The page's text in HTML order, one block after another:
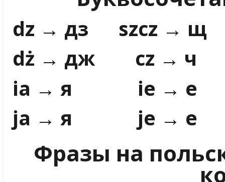
dz → дз szcz →
dż → дж cz → ч
ia → я ie → е
ja → я je → е
Фразы на